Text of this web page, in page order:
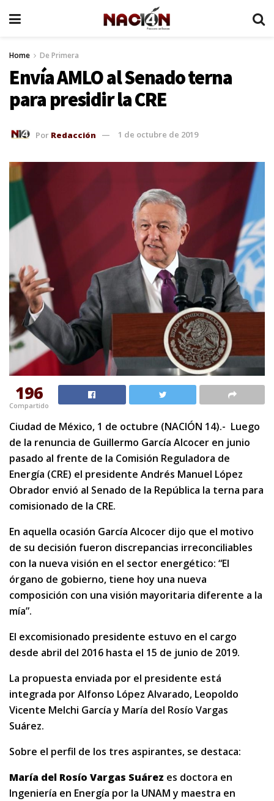
Home De Primera
Envía AMLO al Senado terna
para presidir la CRE
Por Redacción 1 de octubre de 2019
196
Compartido
Ciudad de México, 1 de octubre (NACIÓN 14).- Luego
de la renuncia de Guillermo García Alcocer en junio
pasado al frente de la Comisión Reguladora de
Energía (CRE) el presidente Andrés Manuel López
Obrador envió al Senado de la República la terna para
comisionado de la CRE.
En aquella ocasión García Alcocer dijo que el motivo
de su decisión fueron discrepancias irreconciliables
con la nueva visión en el sector energético: “El
órgano de gobierno, tiene hoy una nueva
composición con una visión mayoritaria diferente a la
mía”.
El excomisionado presidente estuvo en el cargo
desde abril del 2016 hasta el 15 de junio de 2019.
La propuesta enviada por el presidente está
integrada por Alfonso López Alvarado, Leopoldo
Vicente Melchi García y María del Rosío Vargas
Suárez.
Sobre el perfil de los tres aspirantes, se destaca:
María del Rosío Vargas Suárez es doctora en
Ingeniería en Energía por la UNAM y maestra en